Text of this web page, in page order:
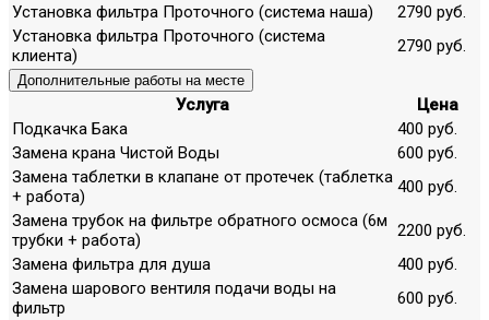
Установка фильтра Проточного (система наша)
2790 руб.
Установка фильтра Проточного (система
клиента)
2790 руб.
Дополнительные работы на месте
Услуга
Цена
Подкачка Бака
400 руб.
Замена крана Чистой Воды
600 руб.
Замена таблетки в клапане от протечек (таблетка
+ работа)
400 руб.
Замена трубок на фильтре обратного осмоса (6м
трубки + работа)
2200 руб.
Замена фильтра для душа
400 руб.
Замена шарового вентиля подачи воды на
фильтр
600 руб.